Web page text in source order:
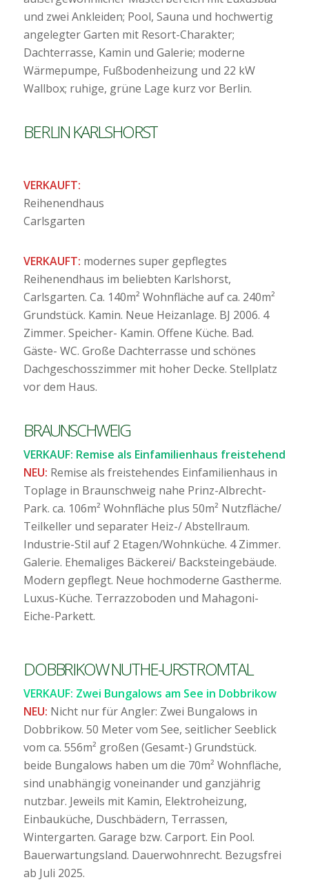
und zwei Ankleiden; Pool, Sauna und hochwertig
angelegter Garten mit Resort-Charakter;
Dachterrasse, Kamin und Galerie; moderne
Wärmepumpe, Fußbodenheizung und 22 kW
Wallbox; ruhige, grüne Lage kurz vor Berlin.
BERLIN KARLSHORST
VERKAUFT:
Reihenendhaus
Carlsgarten
VERKAUFT: modernes super gepflegtes
Reihenendhaus im beliebten Karlshorst,
Carlsgarten. Ca. 140m² Wohnfläche auf ca. 240m²
Grundstück. Kamin. Neue Heizanlage. BJ 2006. 4
Zimmer. Speicher- Kamin. Offene Küche. Bad.
Gäste- WC. Große Dachterrasse und schönes
Dachgeschosszimmer mit hoher Decke. Stellplatz
vor dem Haus.
BRAUNSCHWEIG
VERKAUF: Remise als Einfamilienhaus freistehend
NEU: Remise als freistehendes Einfamilienhaus in
Toplage in Braunschweig nahe Prinz-Albrecht-
Park. ca. 106m² Wohnfläche plus 50m² Nutzfläche/
Teilkeller und separater Heiz-/ Abstellraum.
Industrie-Stil auf 2 Etagen/Wohnküche. 4 Zimmer.
Galerie. Ehemaliges Bäckerei/ Backsteingebäude.
Modern gepflegt. Neue hochmoderne Gastherme.
Luxus-Küche. Terrazzoboden und Mahagoni-
Eiche-Parkett.
DOBBRIKOW NUTHE-URSTROMTAL
VERKAUF: Zwei Bungalows am See in Dobbrikow
NEU: Nicht nur für Angler: Zwei Bungalows in
Dobbrikow. 50 Meter vom See, seitlicher Seeblick
vom ca. 556m² großen (Gesamt-) Grundstück.
beide Bungalows haben um die 70m² Wohnfläche,
sind unabhängig voneinander und ganzjährig
nutzbar. Jeweils mit Kamin, Elektroheizung,
Einbauküche, Duschbädern, Terrassen,
Wintergarten. Garage bzw. Carport. Ein Pool.
Bauerwartungsland. Dauerwohnrecht. Bezugsfrei
ab Juli 2025.